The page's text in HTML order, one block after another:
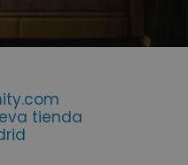
tienda